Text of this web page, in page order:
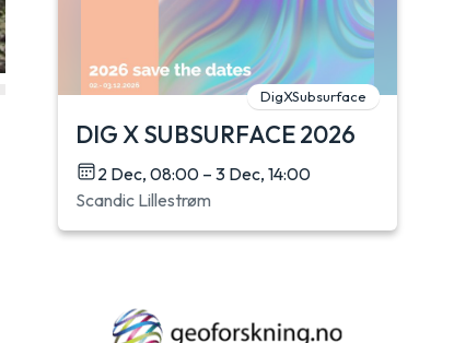
DigXSubsurface
DIG X SUBSURFACE 2026
2 Dec, 08:00 – 3 Dec, 14:00
Scandic Lillestrøm